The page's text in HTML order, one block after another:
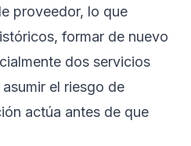
proveedor, lo que
formar de nuevo
dos servicios
el riesgo de
actúa antes de que